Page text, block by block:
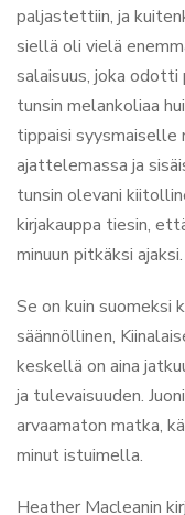
paljastettiin, ja
siellä oli vielä
salaisuus, joka odotti
tunsin melankoliaa
tippaisi syysmaiselle
ajattelemassa ja
tunsin olevani
kirjakauppa tiesin,
minuun pitkäksi ajaksi.
Se on kuin
säännöllinen,
keskellä on aina
ja tulevaisuuden.
arvaamaton matka,
minut istuimella.
Heather Macleanin